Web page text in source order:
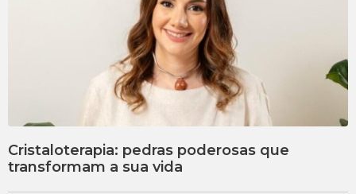
Cristaloterapia: pedras poderosas que
transformam a sua vida